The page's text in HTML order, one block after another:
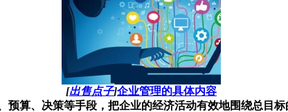
[出售点子]企业管理的具体内容
算、决策等手段，把企业的经济活动有效地围绕总目